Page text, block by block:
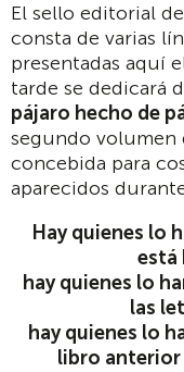
El sello editorial
consta de varias
presentadas aquí
tarde se dedicará
pájaro hecho de
segundo volumen
concebida para
aparecidos
Hay quienes lo
está
hay quienes lo
las
hay quienes lo
libro anterior